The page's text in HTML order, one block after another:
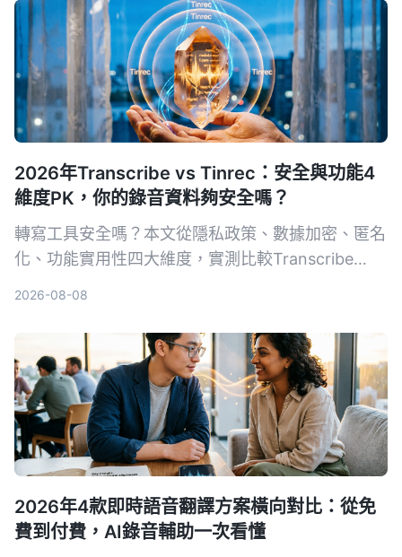
2026年Transcribe vs Tinrec：安全與功能4
維度PK，你的錄音資料夠安全嗎？
轉寫工具安全嗎？本文從隱私政策、數據加密、匿名
化、功能實用性四大維度，實測比較Transcribe
2026-08-08
2026年4款即時語音翻譯方案橫向對比：從免
費到付費，AI錄音輔助一次看懂